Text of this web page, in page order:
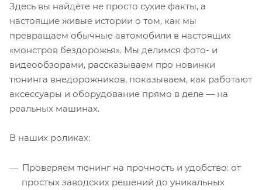
Здесь вы найдёте не просто сухие факты, а
настоящие живые истории о том, как мы
превращаем обычные автомобили в настоящих
«монстров бездорожья». Мы делимся фото- и
видеообзорами, рассказываем про новинки
тюнинга внедорожников, показываем, как работают
аксессуары и оборудование прямо в деле — на
реальных машинах.
В наших роликах:
Проверяем тюнинг на прочность и удобство: от
простых заводских решений до уникальных